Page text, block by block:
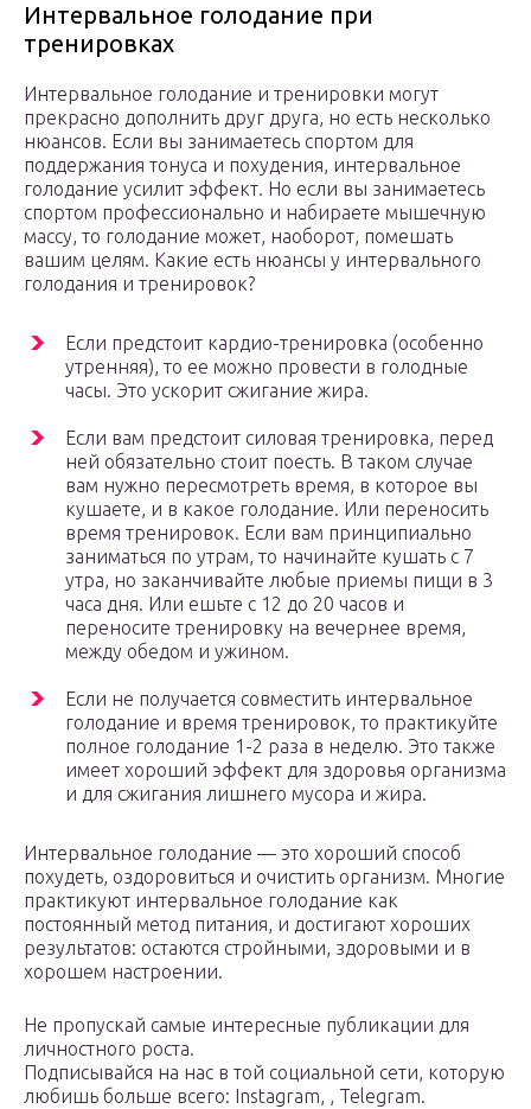
Интервальное голодание при
тренировках
Интервальное голодание и тренировки могут
прекрасно дополнить друг друга, но есть несколько
нюансов. Если вы занимаетесь спортом для
поддержания тонуса и похудения, интервальное
голодание усилит эффект. Но если вы занимаетесь
спортом профессионально и набираете мышечную
массу, то голодание может, наоборот, помешать
вашим целям. Какие есть нюансы у интервального
голодания и тренировок?
Если предстоит кардио-тренировка (особенно
утренняя), то ее можно провести в голодные
часы. Это ускорит сжигание жира.
Если вам предстоит силовая тренировка, перед
ней обязательно стоит поесть. В таком случае
вам нужно пересмотреть время, в которое вы
кушаете, и в какое голодание. Или переносить
время тренировок. Если вам принципиально
заниматься по утрам, то начинайте кушать с 7
утра, но заканчивайте любые приемы пищи в 3
часа дня. Или ешьте с 12 до 20 часов и
переносите тренировку на вечернее время,
между обедом и ужином.
Если не получается совместить интервальное
голодание и время тренировок, то практикуйте
полное голодание 1-2 раза в неделю. Это также
имеет хороший эффект для здоровья организма
и для сжигания лишнего мусора и жира.
Интервальное голодание — это хороший способ
похудеть, оздоровиться и очистить организм. Многие
практикуют интервальное голодание как
постоянный метод питания, и достигают хороших
результатов: остаются стройными, здоровыми и в
хорошем настроении.
Не пропускай самые интересные публикации для
личностного роста.
Подписывайся на нас в той социальной сети, которую
любишь больше всего: Instagram, , Telegram.